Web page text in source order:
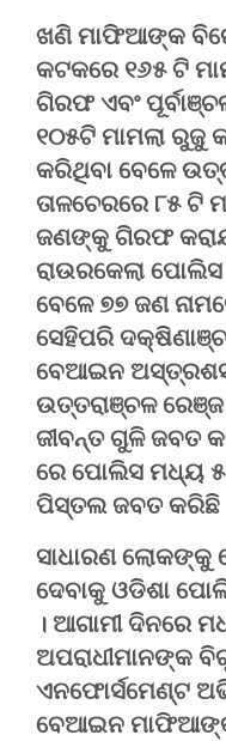
ଖଣି ମାଫିଆଙ୍କ
କଟକରେ ୧୬୫ ଟି
ଗିରଫ ଏବଂ
୧୦୫ଟି ମାମଲା
କରିଥିବା ବେଳେ
ତାଳଚେରରେ ୮୫ ଟି
ଜଣଙ୍କୁ ଗିରଫ
ରାଉରକେଲା
ବେଳେ ୭୭ ଜଣ
ସେହିପରି
ବେଆଇନ
ଉତ୍ତରାଞ୍ଚଳ
ଜୀବନ୍ତ ଗୁଳି ଜବତ
ରେ ପୋଲିସ ମଧ୍ୟ ୫
ପିସ୍ତଲ ଜବତ କରିଛି
ସାଧାରଣ ଲୋକଙ୍କୁ
ଦେବାକୁ ଓଡିଶା
। ଆଗାମୀ ଦିନରେ
ଅପରାଧୀମାନଙ୍କ
ଏନଫୋର୍ସମେଣ୍ଟ
ବେଆଇନ